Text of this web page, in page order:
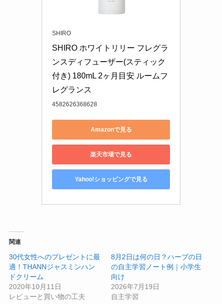
SHIRO
SHIRO ホワイトリリー フレグラ
ンスディフューザー(スティック
付き) 180mL 2ヶ月目安 ルームフ
レグランス
4582626368628
Amazonで見る
楽天市場で見る
Yahoo!ショッピングで見る
関連
30代女性へのプレゼントに最
適！THANNジャスミンハン
ドクリーム
2020年10月11日
レビューと買い物の工夫
8月2日は何の日？ハーブの日
の自主学習ノート例｜小学生
向け
2026年7月19日
自主学習